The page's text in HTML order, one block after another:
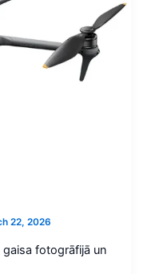
22, 2026
gaisa fotogrāfijā un